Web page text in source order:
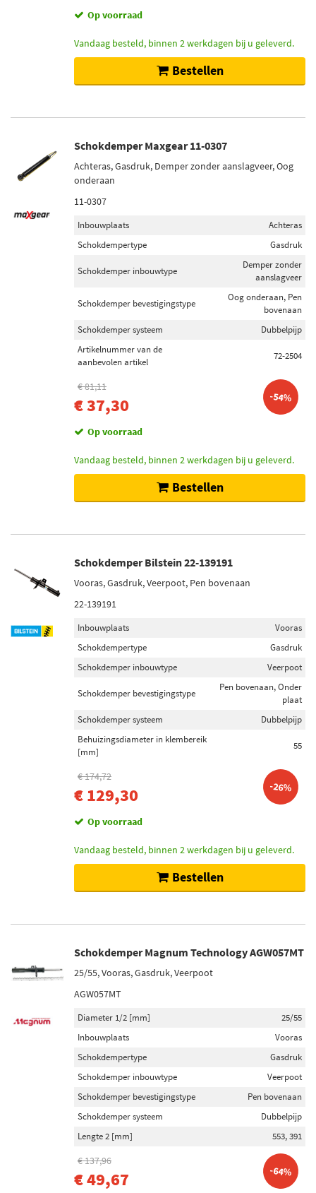
Op voorraad
Vandaag besteld, binnen 2 werkdagen bij u geleverd.
Bestellen
Schokdemper Maxgear 11-0307
Achteras, Gasdruk, Demper zonder aanslagveer, Oog
onderaan
11-0307
Inbouwplaats
Achteras
Schokdempertype
Gasdruk
Schokdemper inbouwtype
Demper zonder
aanslagveer
Schokdemper bevestigingstype
Oog onderaan, Pen
bovenaan
Schokdemper systeem
Dubbelpijp
Artikelnummer van de
aanbevolen artikel
72-2504
€ 81,11
€ 37,30 -54%
Op voorraad
Vandaag besteld, binnen 2 werkdagen bij u geleverd.
Bestellen
Schokdemper Bilstein 22-139191
Vooras, Gasdruk, Veerpoot, Pen bovenaan
22-139191
Inbouwplaats
Vooras
Schokdempertype
Gasdruk
Schokdemper inbouwtype
Veerpoot
Schokdemper bevestigingstype
Pen bovenaan, Onder
plaat
Schokdemper systeem
Dubbelpijp
Behuizingsdiameter in klembereik
[mm]
55
€ 174,72
€ 129,30 -26%
Op voorraad
Vandaag besteld, binnen 2 werkdagen bij u geleverd.
Bestellen
Schokdemper Magnum Technology AGW057MT
25/55, Vooras, Gasdruk, Veerpoot
AGW057MT
Diameter 1/2 [mm]
25/55
Inbouwplaats
Vooras
Schokdempertype
Gasdruk
Schokdemper inbouwtype
Veerpoot
Schokdemper bevestigingstype
Pen bovenaan
Schokdemper systeem
Dubbelpijp
Lengte 2 [mm]
553, 391
€ 137,96
€ 49,67 -64%